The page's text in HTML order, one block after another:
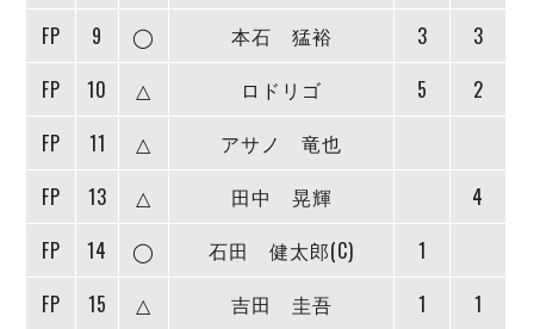
個人ランキング｜第2PK
メットライフ生命Ｆリーグカップ 2026
大会概要
アリーナ情報
チケット情報
過去の記録
ヴォスクオーレ仙台
リガーレヴィア葛飾
Y．S．C．C．横浜
ヴィンセドール白山
アグレミーナ浜松
ポルセイド浜田
ミラクルスマイル新居浜
リーグ統計データ
記念ゴール
担当審判員
選手の通算記録（Ｆ１）
バルドラール浦安
DIVISION 02
FP
9 ◯ 本石 猛裕 3
3
FP
10 △ ロドリゴ 5
2
FP
11 △
アサノ 竜也
FP
13 △ 田中 晃輝
4
FP
14 ◯ 石田 健太郎(C)
1
FP
15 △ 吉田 圭吾 1
1